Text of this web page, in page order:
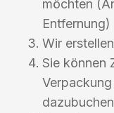
möchten
Entfernung)
Wir
Sie können
dazubuchen